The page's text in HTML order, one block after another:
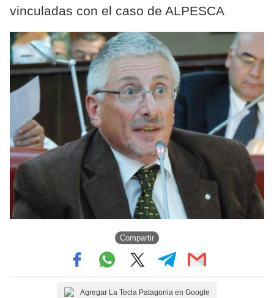
vinculadas con el caso de ALPESCA
Compartir
Agregar La Tecla Patagonia en Google